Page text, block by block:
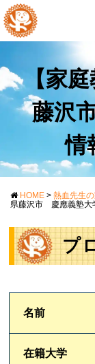
【家
藤沢
情
HOME > 熱血先生
県藤沢市 慶應義塾
プ
名前
在籍大学